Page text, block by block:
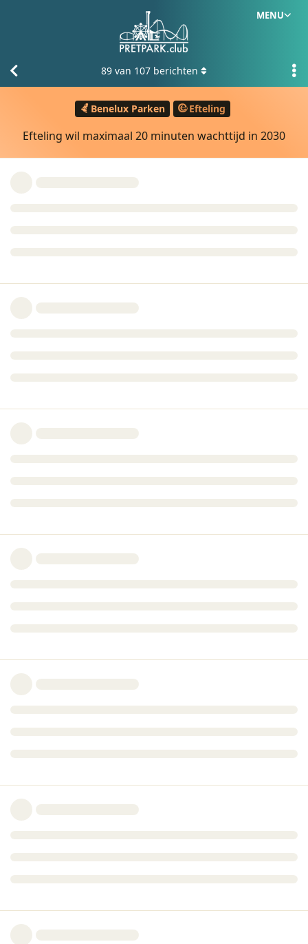
MENU
Benelux Parken Efteling
Efteling wil maximaal 20 minuten wachttijd in 2030
89 van 107 berichten